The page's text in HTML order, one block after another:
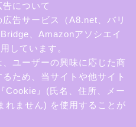
について
告サービス（A8.net、バリ
、Amazonアソシエイ
しています。
ユーザーの興味に応じた商
ため、当サイトや他サイト
Cookie』(氏名、住所、メー
れません) を使用することが